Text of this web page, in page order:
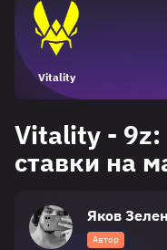
Vitality
Vitality - 9z:
ставки на
Яков
Автор